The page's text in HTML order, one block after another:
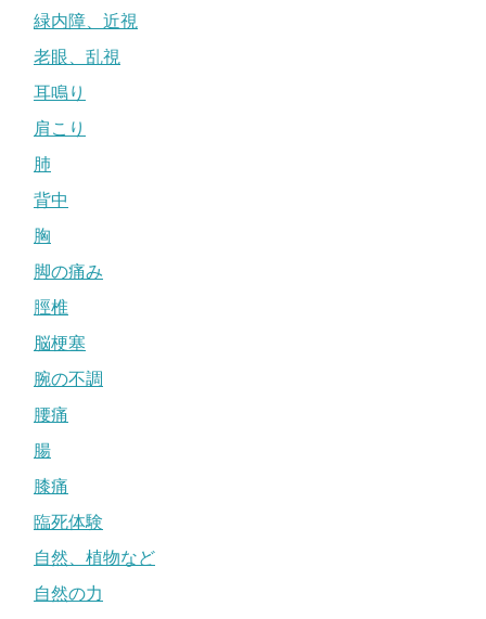
緑内障、近視
老眼、乱視
耳鳴り
肩こり
肺
背中
胸
脚の痛み
脛椎
脳梗塞
腕の不調
腰痛
腸
膝痛
臨死体験
自然、植物など
自然の力